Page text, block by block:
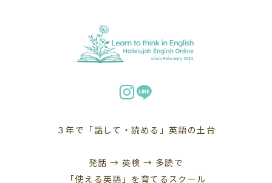
３年で「話して・読める」英語の土台
発話 → 英検 → 多読で
「使える英語」を育てるスクール